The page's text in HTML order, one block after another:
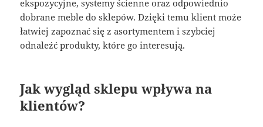
ekspozycyjne, systemy ścienne oraz odpowiednio
dobrane meble do sklepów. Dzięki temu klient może
łatwiej zapoznać się z asortymentem i szybciej
odnaleźć produkty, które go interesują.
Jak wygląd sklepu wpływa na
klientów?